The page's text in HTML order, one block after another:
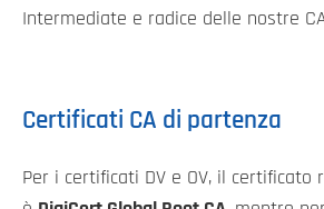
Intermediate e radice delle nostre
Certificati CA di partenza
Per i certificati DV e OV, il certificato